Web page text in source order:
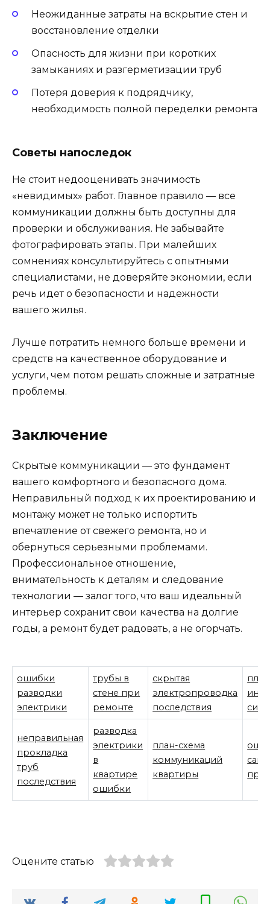
Неожиданные затраты на вскрытие стен и
восстановление отделки
Опасность для жизни при коротких
замыканиях и разгерметизации труб
Потеря доверия к подрядчику,
необходимость полной переделки ремонта
Советы напоследок
Не стоит недооценивать значимость
«невидимых» работ. Главное правило — все
коммуникации должны быть доступны для
проверки и обслуживания. Не забывайте
фотографировать этапы. При малейших
сомнениях консультируйтесь с опытными
специалистами, не доверяйте экономии, если
речь идет о безопасности и надежности
вашего жилья.
Лучше потратить немного больше времени и
средств на качественное оборудование и
услуги, чем потом решать сложные и затратные
проблемы.
Заключение
Скрытые коммуникации — это фундамент
вашего комфортного и безопасного дома.
Неправильный подход к их проектированию и
монтажу может не только испортить
впечатление от свежего ремонта, но и
обернуться серьезными проблемами.
Профессиональное отношение,
внимательность к деталям и следование
технологии — залог того, что ваш идеальный
интерьер сохранит свои качества на долгие
годы, а ремонт будет радовать, а не огорчать.
ошибки
разводки
электрики
трубы в
стене при
ремонте
скрытая
электропроводка
последствия
неправильная
прокладка
труб
последствия
разводка
электрики
в
квартире
ошибки
план-схема
коммуникаций
квартиры
при
Оцените статью